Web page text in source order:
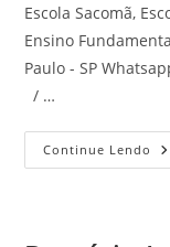
Escola Sacomã,
Ensino
Paulo - SP
/ …
Continue Lendo